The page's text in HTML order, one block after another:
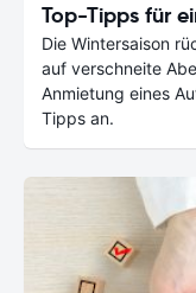
Top-Tipps für
Die Wintersaison
auf verschneite
Anmietung eines
Tipps an.